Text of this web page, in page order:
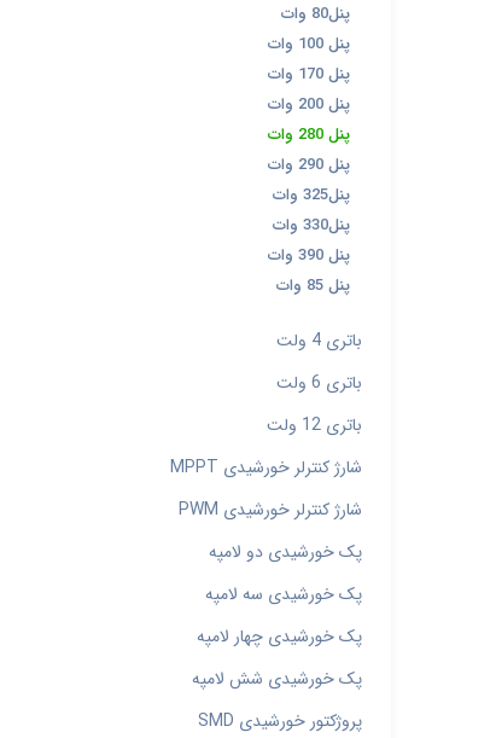
پنل80 وات
پنل 100 وات
پنل 170 وات
پنل 200 وات
پنل 280 وات
پنل 290 وات
پنل325 وات
پنل330 وات
پنل 390 وات
پنل 85 وات
باتری 4 ولت
باتری 6 ولت
باتری 12 ولت
شارژ کنترلر خورشیدی MPPT
شارژ کنترلر خورشیدی PWM
پک خورشیدی دو لامپه
پک خورشیدی سه لامپه
پک خورشیدی چهار لامپه
پک خورشیدی شش لامپه
پروژکتور خورشیدی SMD